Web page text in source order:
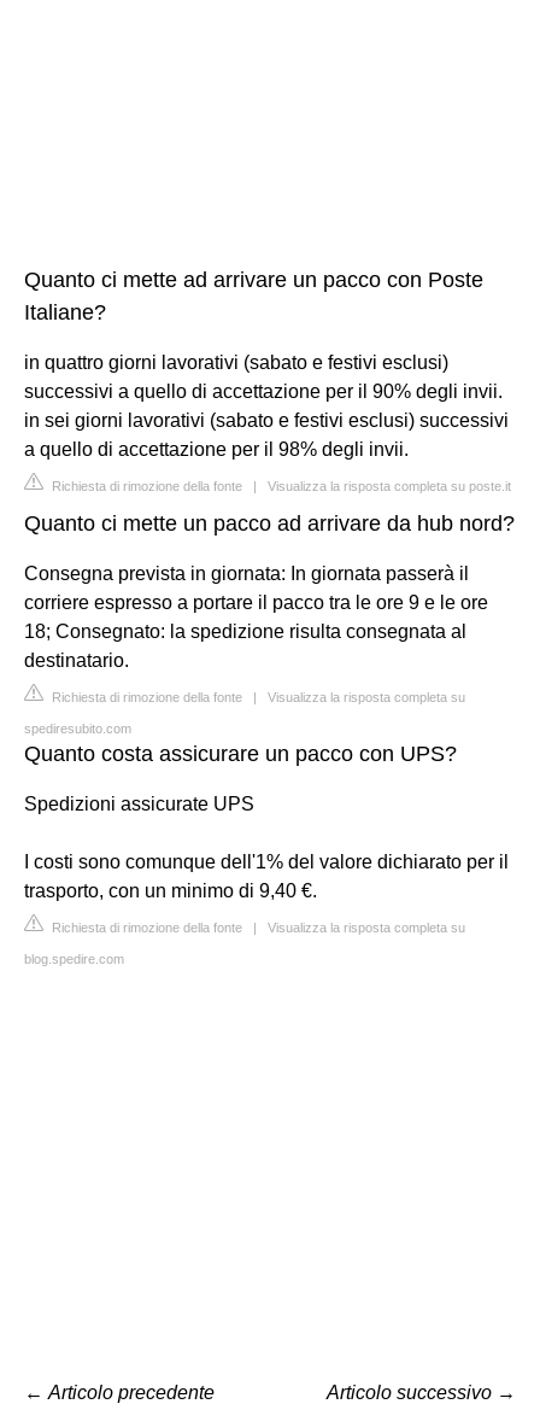
Quanto ci mette ad arrivare un pacco con Poste
Italiane?
in quattro giorni lavorativi (sabato e festivi esclusi)
successivi a quello di accettazione per il 90% degli invii.
in sei giorni lavorativi (sabato e festivi esclusi) successivi
a quello di accettazione per il 98% degli invii.
Richiesta di rimozione della fonte | Visualizza la risposta completa su poste.it
Quanto ci mette un pacco ad arrivare da hub nord?
Consegna prevista in giornata: In giornata passerà il
corriere espresso a portare il pacco tra le ore 9 e le ore
18; Consegnato: la spedizione risulta consegnata al
destinatario.
Richiesta di rimozione della fonte | Visualizza la risposta completa su
spediresubito.com
Quanto costa assicurare un pacco con UPS?
Spedizioni assicurate UPS
I costi sono comunque dell'1% del valore dichiarato per il
trasporto, con un minimo di 9,40 €.
Richiesta di rimozione della fonte | Visualizza la risposta completa su
blog.spedire.com
← Articolo precedente
Articolo successivo →